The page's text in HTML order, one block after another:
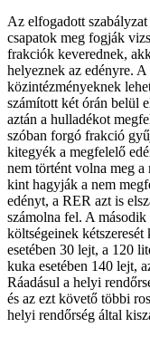
Az elfogadott
csapatok meg fogják
frakciók keverednek,
helyeznek az edényre.
közintézményeknek
számított két órán belül
aztán a hulladékot
szóban forgó frakció
kitegyék a megfelelő
nem történt volna meg
kint hagyják a nem
edényt, a RER azt is
számolna fel. A
költségeinek
esetében 30 lejt, a 120
kuka esetében 140 lejt,
Ráadásul a helyi
és az ezt követő többi
helyi rendőrség által